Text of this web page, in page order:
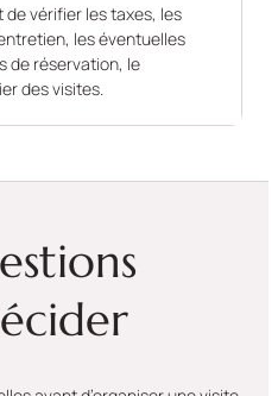
vérifier les taxes, les
les éventuelles
de réservation, le
des visites.